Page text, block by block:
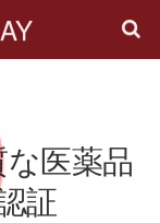
医薬品
証